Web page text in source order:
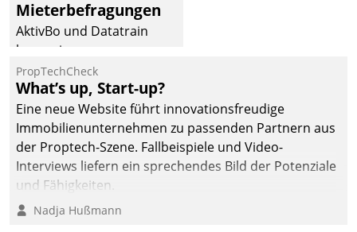
den Weg vom
Mieteranliegen zum
Mieterbefragungen
AktivBo und Datatrain
kooperieren –
Immobilienunternehmen
profitieren: Die nahtlose
Integration der Lösungen
von AktivBo und
Datatrain ermöglicht
automatisiert ausgelöste,
zielgerichtete
Mieterbefragungen – eine
starke Grundlage für
PropTechCheck
What’s up, Start-up?
Eine neue Website führt innovationsfreudige
Immobilienunternehmen zu passenden Partnern aus
der Proptech-Szene. Fallbeispiele und Video-
Interviews liefern ein sprechendes Bild der Potenziale
und Fähigkeiten.
Nadja Hußmann